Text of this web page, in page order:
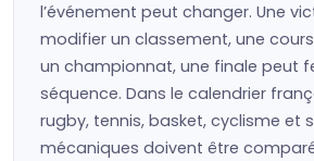
l’événement peut changer. Une
modifier un classement, une
un championnat, une finale peut
séquence. Dans le calendrier
rugby, tennis, basket, cyclisme et
mécaniques doivent être